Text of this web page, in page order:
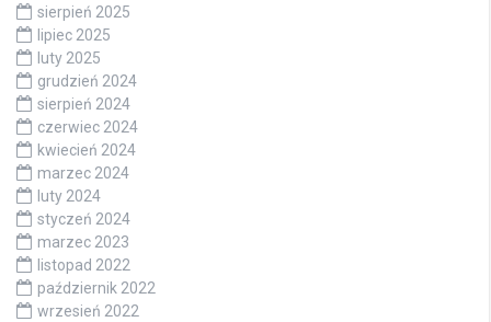
sierpień 2025
lipiec 2025
luty 2025
grudzień 2024
sierpień 2024
czerwiec 2024
kwiecień 2024
marzec 2024
luty 2024
styczeń 2024
marzec 2023
listopad 2022
październik 2022
wrzesień 2022